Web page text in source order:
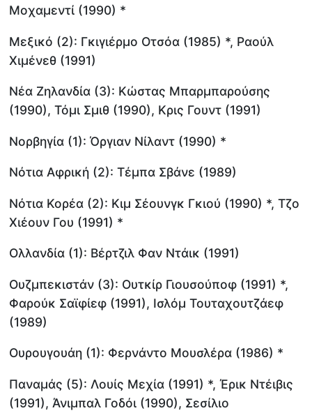
Μοχαμεντί (1990) *
Μεξικό (2): Γκιγιέρμο Οτσόα (1985) *, Ραούλ
Χιμένεθ (1991)
Νέα Ζηλανδία (3): Κώστας Μπαρμπαρούσης
(1990), Τόμι Σμιθ (1990), Κρις Γουντ (1991)
Νορβηγία (1): Όργιαν Νίλαντ (1990) *
Νότια Αφρική (2): Τέμπα Σβάνε (1989)
Νότια Κορέα (2): Κιμ Σέουνγκ Γκιού (1990) *, Τζο
Χιέουν Γου (1991) *
Ολλανδία (1): Βέρτζιλ Φαν Ντάικ (1991)
Ουζμπεκιστάν (3): Ουτκίρ Γιουσούποφ (1991) *,
Φαρούκ Σαϊφίεφ (1991), Ισλόμ Τουταχουτζάεφ
(1989)
Ουρουγουάη (1): Φερνάντο Μουσλέρα (1986) *
Παναμάς (5): Λουίς Μεχία (1991) *, Έρικ Ντέιβις
(1991), Άνιμπαλ Γοδόι (1990), Σεσίλιο